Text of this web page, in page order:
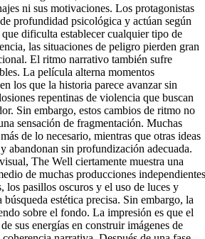
ni sus motivaciones. Los protagonistas
profundidad psicológica y actúan según
dificulta establecer cualquier tipo de
las situaciones de peligro pierden gran
El ritmo narrativo también sufre
La película alterna momentos
los que la historia parece avanzar sin
repentinas de violencia que buscan
Sin embargo, estos cambios de ritmo no
sensación de fragmentación. Muchas
de lo necesario, mientras que otras ideas
abandonan sin profundización adecuada.
The Well ciertamente muestra una
de muchas producciones
los pasillos oscuros y el uso de luces y
estética precisa. Sin embargo, la
sobre el fondo. La impresión es que el
sus energías en construir imágenes de